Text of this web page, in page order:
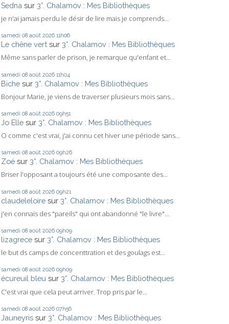
Sedna sur 3°. Chalamov : Mes Bibliothèques
je n'ai jamais perdu le désir de lire mais je comprends...
samedi 08 août 2026 11h06
Le chêne vert sur 3°. Chalamov : Mes Bibliothèques
Même sans parler de prison, je remarque qu'enfant et...
samedi 08 août 2026 11h04
Biche sur 3°. Chalamov : Mes Bibliothèques
Bonjour Marie, je viens de traverser plusieurs mois sans...
samedi 08 août 2026 09h51
Jo Elle sur 3°. Chalamov : Mes Bibliothèques
O comme c'est vrai, j'ai connu cet hiver une période sans...
samedi 08 août 2026 09h26
Zoé sur 3°. Chalamov : Mes Bibliothèques
Briser l'opposant a toujours été une composante des...
samedi 08 août 2026 09h21
claudeleloire sur 3°. Chalamov : Mes Bibliothèques
j'en connais des "pareils" qui ont abandonné "le livre"...
samedi 08 août 2026 09h09
lizagrece sur 3°. Chalamov : Mes Bibliothèques
le but ds camps de concenttration et des goulags est...
samedi 08 août 2026 09h09
écureuil bleu sur 3°. Chalamov : Mes Bibliothèques
C'est vrai que cela peut arriver. Trop pris par le...
samedi 08 août 2026 07h56
Jauneyris sur 3°. Chalamov : Mes Bibliothèques